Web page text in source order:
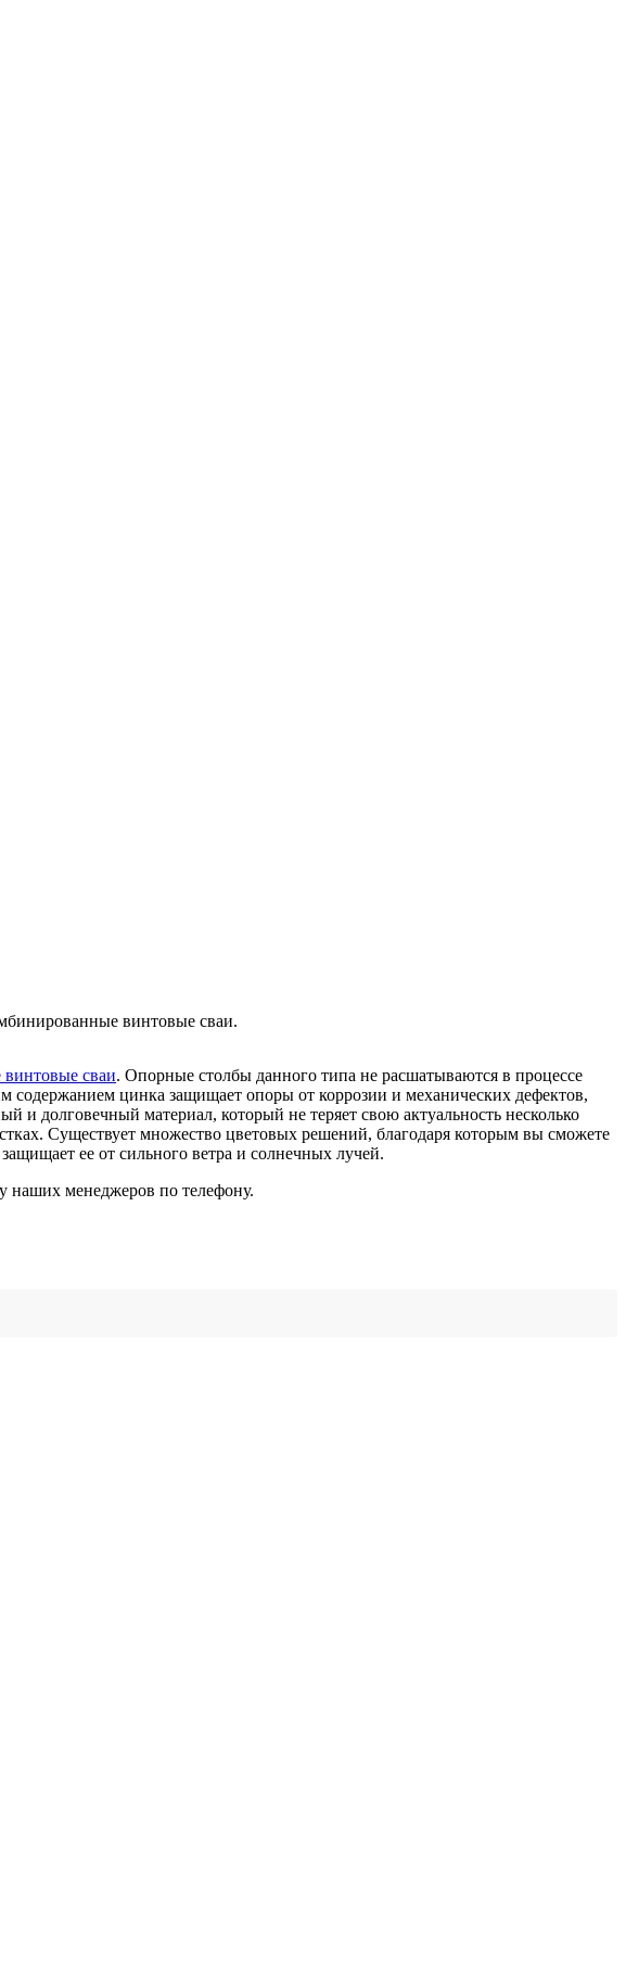
винтовые сваи.
сваи. Опорные столбы данного типа не расшатываются в процессе
цинка защищает опоры от коррозии и механических дефектов,
и долговечный материал, который не теряет свою актуальность несколько
Существует множество цветовых решений, благодаря которым вы сможете
ее от сильного ветра и солнечных лучей.
наших менеджеров по телефону.